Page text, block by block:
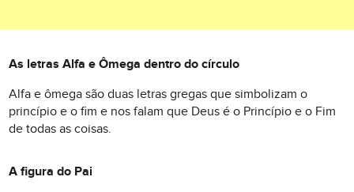
As letras Alfa e Ômega dentro do círculo
Alfa e ômega são duas letras gregas que simbolizam o
princípio e o fim e nos falam que Deus é o Princípio e o Fim
de todas as coisas.
A figura do Pai